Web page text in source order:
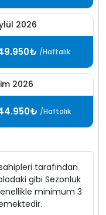
2026
/Haftalık
2026
/Haftalık
tarafından
gibi Sezonluk
minimum 3